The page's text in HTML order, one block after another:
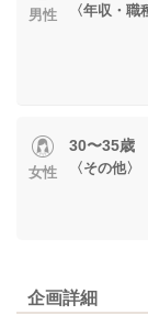
男性
〈年収・
※いず
女性
30〜35歳
〈その他
企画詳細